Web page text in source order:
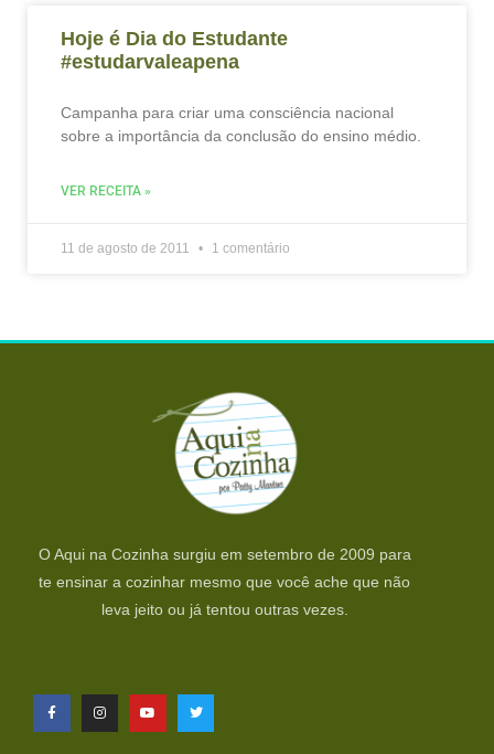
Hoje é Dia do Estudante
#estudarvaleapena
Campanha para criar uma consciência nacional
sobre a importância da conclusão do ensino médio.
VER RECEITA »
11 de agosto de 2011 1 comentário
O Aqui na Cozinha surgiu em setembro de 2009 para
te ensinar a cozinhar mesmo que você ache que não
leva jeito ou já tentou outras vezes.